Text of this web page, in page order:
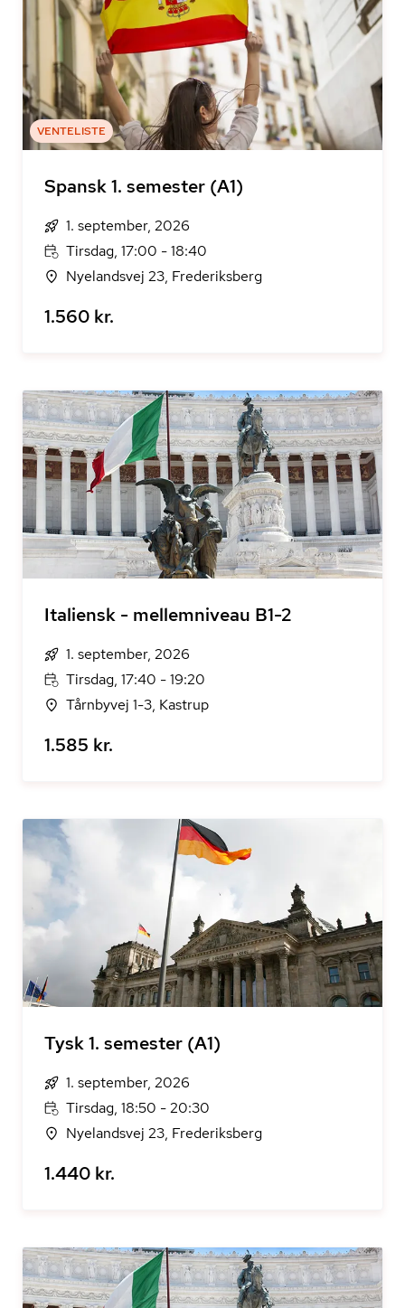
VENTELISTE
Spansk 1. semester (A1)
1. september, 2026
Tirsdag, 17:00 - 18:40
Nyelandsvej 23, Frederiksberg
1.560 kr.
Italiensk - mellemniveau B1-2
1. september, 2026
Tirsdag, 17:40 - 19:20
Tårnbyvej 1-3, Kastrup
1.585 kr.
Tysk 1. semester (A1)
1. september, 2026
Tirsdag, 18:50 - 20:30
Nyelandsvej 23, Frederiksberg
1.440 kr.